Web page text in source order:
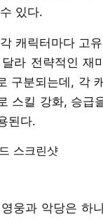
있다.
캐릭터마다 고
라 전략적인 재
구분되는데, 각
스킬 강화, 승급
된다.
웅과 악당은 하